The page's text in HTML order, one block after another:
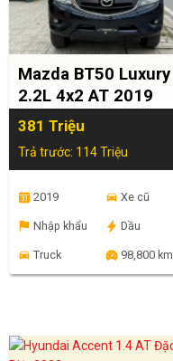
Mazda BT50 Luxury
2.2L 4x2 AT 2019
381 Triệu
Trả trước: 114 Triệu
2019 Xe cũ
Nhập khẩu Dầu
Truck 98,800 km